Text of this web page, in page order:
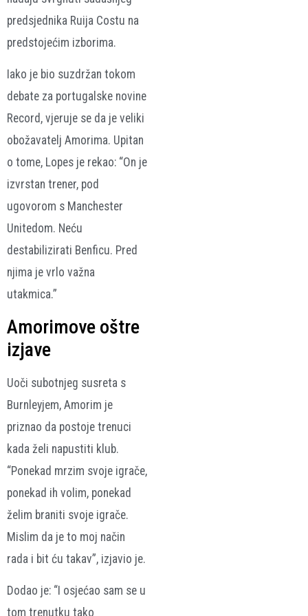
predsjednika Ruija Costu na
predstojećim izborima.
Iako je bio suzdržan tokom
debate za portugalske novine
Record, vjeruje se da je veliki
obožavatelj Amorima. Upitan
o tome, Lopes je rekao: “On je
izvrstan trener, pod
ugovorom s Manchester
Unitedom. Neću
destabilizirati Benficu. Pred
njima je vrlo važna
utakmica.”
Amorimove oštre
izjave
Uoči subotnjeg susreta s
Burnleyjem, Amorim je
priznao da postoje trenuci
kada želi napustiti klub.
“Ponekad mrzim svoje igrače,
ponekad ih volim, ponekad
želim braniti svoje igrače.
Mislim da je to moj način
rada i bit ću takav”, izjavio je.
Dodao je: “I osjećao sam se u
tom trenutku tako